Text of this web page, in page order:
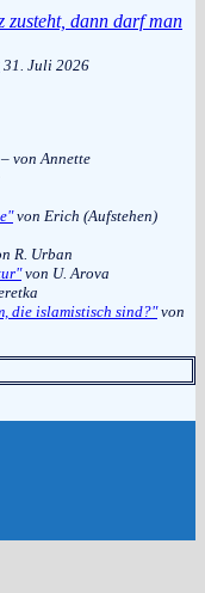
zusteht, dann darf man
31. Juli 2026
– von Annette
von Erich (Aufstehen)
R. Urban
von U. Arova
die islamistisch sind?"von